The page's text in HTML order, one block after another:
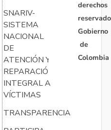
SNARIV-
SISTEMA
NACIONAL
DE
ATENCIÓN Y
REPARACIÓN
INTEGRAL A
VÍCTIMAS
TRANSPARENCIA
derechos
Gobierno
de
Colombia